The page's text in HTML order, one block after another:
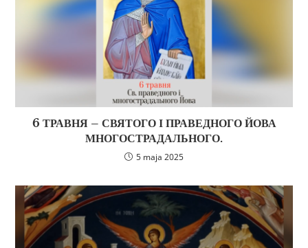
6 ТРАВНЯ – СВЯТОГО І ПРАВЕДНОГО ЙОВА
МНОГОСТРАДАЛЬНОГО.
5 maja 2025